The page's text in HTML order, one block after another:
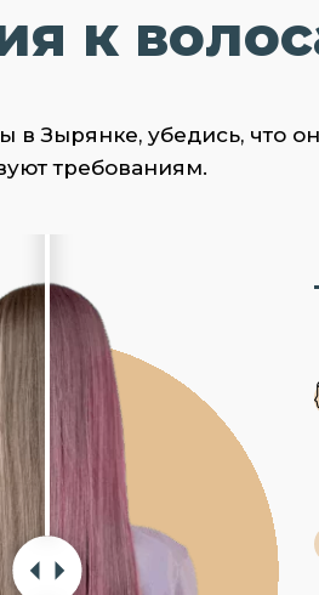
к
Зырянке, убедись, что
требованиям.